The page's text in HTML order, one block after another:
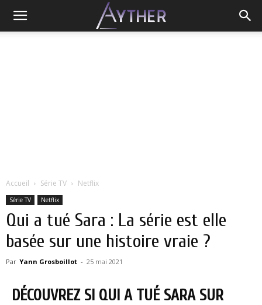
Accueil Série TV Netflix
Série TV Netflix
Qui a tué Sara : La série est elle
basée sur une histoire vraie ?
Par Yann Grosboillot - 25 mai 2021
DÉCOUVREZ SI QUI A TUÉ SARA SUR